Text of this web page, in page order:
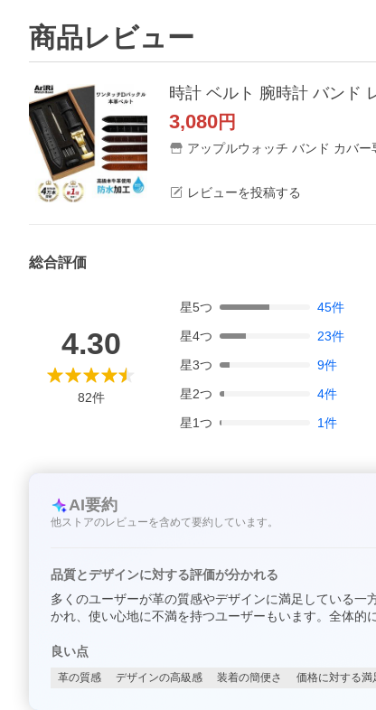
商品レビュー
時計 ベルト 腕時計 バンド
3,080円
アップルウォッチ バンド カバー
レビューを投稿する
総合評価
4.30
82件
星5つ 45件
星4つ 23件
星3つ 9件
星2つ 4件
星1つ 1件
AI要約
他ストアのレビューを含めて要約しています。
品質とデザインに対する評価が分かれる
多くのユーザーが革の質感やデザインに満足している
かれ、使い心地に不満を持つユーザーもいます。全体的
良い点
革の質感 デザインの高級感 装着の簡便さ 価格に対する満